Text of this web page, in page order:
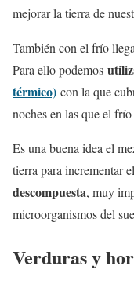
mejorar la tierra de
También con el frío
Para ello podemos
térmico) con la que
noches en las que el
Es una buena idea el
tierra para incrementar
descompuesta, muy
microorganismos del
Verduras y